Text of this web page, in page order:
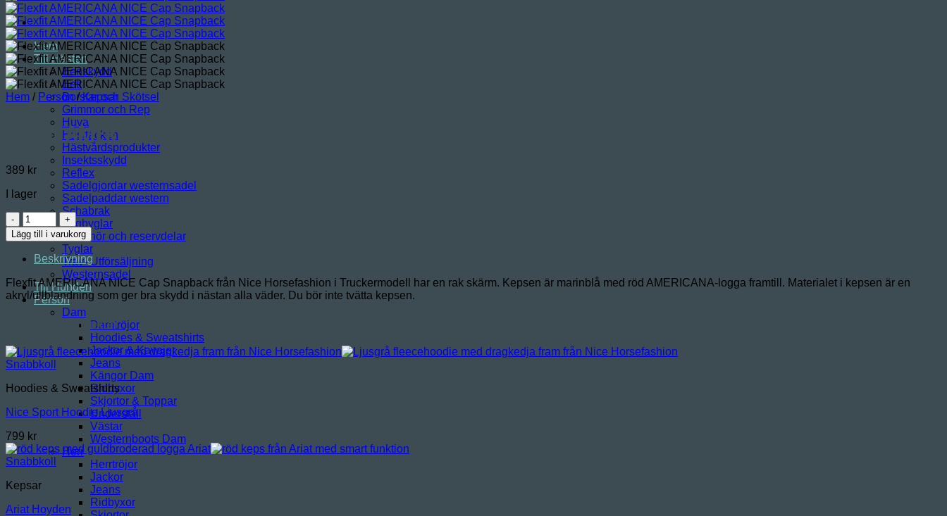
Hem
Till Hästen
Benskydd
Bett
Borstar och Skötsel
Grimmor och Rep
Huva
Hästtäcken
Hästvårdsprodukter
Insektsskydd
Reflex
Sadelgjordar westernsadel
Sadelpaddar western
Schabrak
Stigbyglar
Tillbehör och reservdelar
Tyglar
Trav- Utförsäljning
Westernsadel
Till Hunden
Person
Dam
Damtröjor
Hoodies & Sweatshirts
Jackor & Kavajer
Jeans
Kängor Dam
Ridbyxor
Skjortor & Toppar
Underställ
Västar
Westernboots Dam
Herr
Herrtröjor
Jackor
Jeans
Ridbyxor
Hem / Person / Kepsar
Flexfit AMERICANA NICE Cap Snapback
389 kr
I lager
Flexfit
AMERICANA
NICE
Cap
Snapback
mängd
Lägg till i varukorg
Beskrivning
Flexfit AMERICANA NICE Cap Snapback från Nice Horsefashion i Truckermodell har en rak skärm. Kepsen är marinblå med röd AMERICANA-logga framtill. Materialet i kepsen är en
akryl/ullblandning som ger bra skydd i nästan alla väder. Du bör inte tvätta kepsen.
Relaterade produkter
Snabbkoll
Hoodies & Sweatshirts
Nice Sport Hoodie Ljusgrå
799 kr
Snabbkoll
Kepsar
Ariat Hoyden